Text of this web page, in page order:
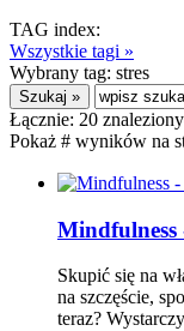
TAG index:
Wszystkie tagi »
Wybrany tag: stres
Łącznie: 20
Pokaż # wyników na
Mindfulness
Skupić się na
na szczęście,
teraz?